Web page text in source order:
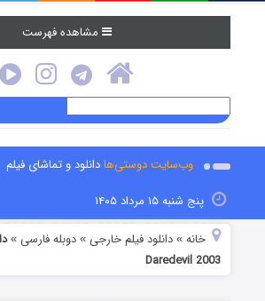
مشاهده فهرست
وب‌سایت دوستی‌هادانلود و تماشای فیلم
پنج شنبه ۱۵ مرداد ۱۴۰۵
خانه »دانلود فیلم خارجی »دوبله فارسی »
Daredevil 2003